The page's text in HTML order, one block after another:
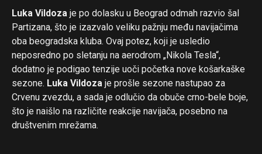
Luka Vildoza je po dolasku u Beograd odmah razvio šal
Partizana, što je izazvalo veliku pažnju među navijačima
oba beogradska kluba. Ovaj potez, koji je usledio
neposredno po sletanju na aerodrom „Nikola Tesla“,
dodatno je podigao tenzije uoči početka nove košarkaške
sezone. Luka Vildoza je prošle sezone nastupao za
Crvenu zvezdu, a sada je odlučio da obuče crno-bele boje,
što je naišlo na različite reakcije navijača, posebno na
društvenim mrežama.